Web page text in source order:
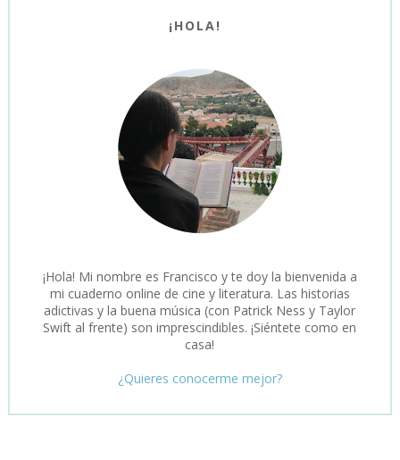
¡HOLA!
¡Hola! Mi nombre es Francisco y te doy la bienvenida a
mi cuaderno online de cine y literatura. Las historias
adictivas y la buena música (con Patrick Ness y Taylor
Swift al frente) son imprescindibles. ¡Siéntete como en
casa!
¿Quieres conocerme mejor?